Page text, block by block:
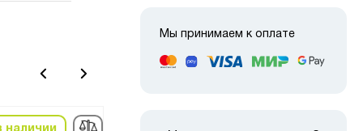
наличии
Мы принимаем к оплате